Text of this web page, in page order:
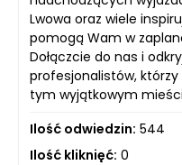
Lwowa oraz wiele
pomogą Wam w
Dołączcie do nas i
profesjonalistów,
tym wyjątkowym
Ilość odwiedzin: 544
Ilość kliknięć: 0